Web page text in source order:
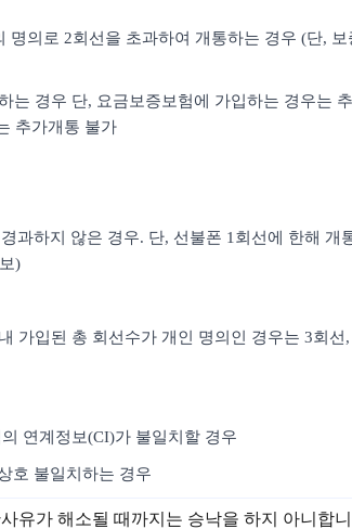
의로 2회선을 초과하여 개통하는 경우 (단, 보
경우 단, 요금보증보험에 가입하는 경우는
추가개통 불가
과하지 않은 경우. 단, 선불폰 1회선에 한해
)
가입된 총 회선수가 개인 명의인 경우는 3회선
연계정보(CI)가 불일치할 경우
호 불일치하는 경우
유가 해소될 때까지는 승낙을 하지 아니합